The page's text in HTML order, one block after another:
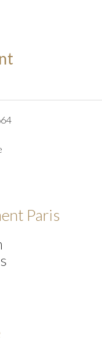
Paris